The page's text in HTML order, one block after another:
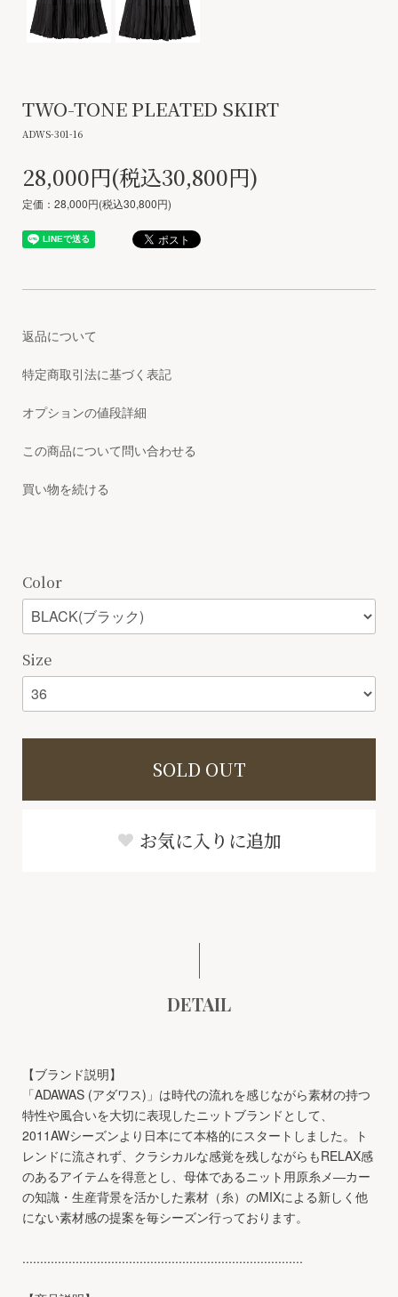
TWO-TONE PLEATED SKIRT
ADWS-301-16
28,000円(税込30,800円)
定価：28,000円(税込30,800円)
返品について
特定商取引法に基づく表記
オプションの値段詳細
この商品について問い合わせる
買い物を続ける
Color
Size
SOLD OUT
お気に入りに追加
DETAIL
【ブランド説明】
「ADAWAS (アダワス)」は時代の流れを感じながら素材の持つ
特性や風合いを大切に表現したニットブランドとして、
2011AWシーズンより日本にて本格的にスタートしました。ト
レンドに流されず、クラシカルな感覚を残しながらもRELAX感
のあるアイテムを得意とし、母体であるニット用原糸メ―カー
の知識・生産背景を活かした素材（糸）のMIXによる新しく他
にない素材感の提案を毎シーズン行っております。
...............................................................................